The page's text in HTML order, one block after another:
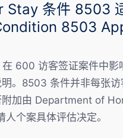
Stay 条件 8503
8503
600 访客签证案件中影
明。8503 条件并非每张访
附加由 Department of
个案具体评估决定。